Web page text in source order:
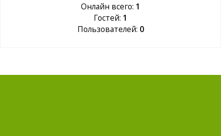
Онлайн всего: 1
Гостей: 1
Пользователей: 0